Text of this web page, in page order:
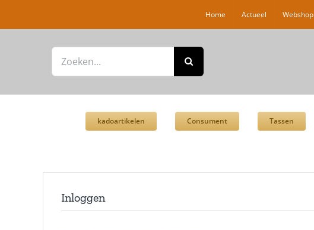
Home Actueel Webshop
kadoartikelen Consument Tassen
Inloggen